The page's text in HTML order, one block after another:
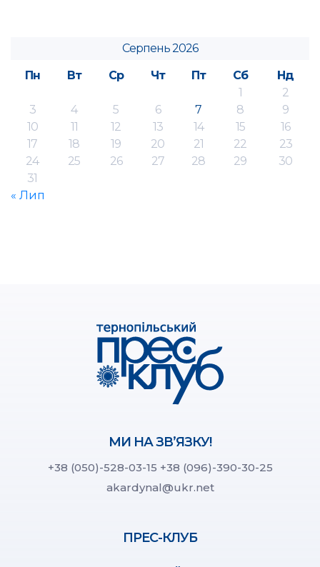
Серпень 2026
Пн
Вт Ср Чт Пт Сб
Нд
1
2
3
4 5 6 7 8
9
10
11 12 13 14 15
16
17
18 19 20 21 22
23
24
25 26 27 28 29
30
31
« Лип
МИ НА ЗВ’ЯЗКУ!
+38 (050)-528-03-15 +38 (096)-390-30-25
akardynal@ukr.net
ПРЕС-КЛУБ